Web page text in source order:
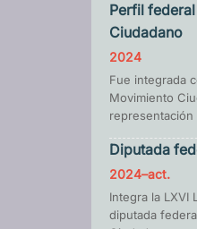
Perfil
Ciudadano
2024
Fue integrada
Movimiento
Diputada
2024–act.
Integra la LXVI
diputada